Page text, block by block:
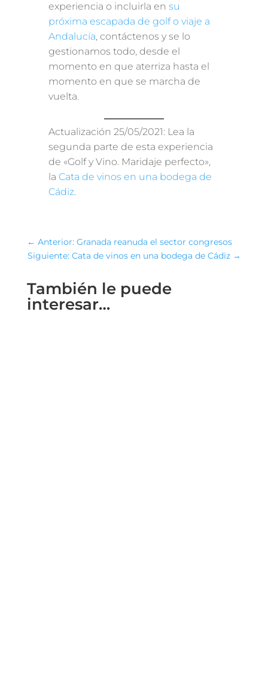
experiencia o incluirla en su
próxima escapada de golf o viaje a
Andalucía, contáctenos y se lo
gestionamos todo, desde el
momento en que aterriza hasta el
momento en que se marcha de
vuelta.
Actualización 25/05/2021: Lea la
segunda parte de esta experiencia
de «Golf y Vino. Maridaje perfecto»,
la Cata de vinos en una bodega de
Cádiz.
← Anterior: Granada reanuda el sector congresos
Siguiente: Cata de vinos en una bodega de Cádiz →
También le puede
interesar…